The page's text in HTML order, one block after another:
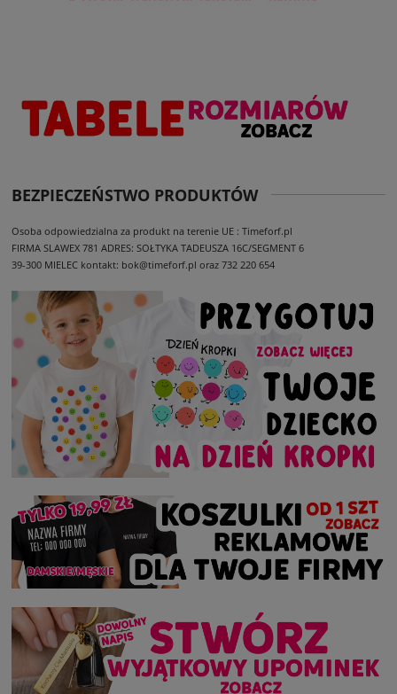
BEZPIECZEŃSTWO PRODUKTÓW
Osoba odpowiedzialna za produkt na terenie UE : Timeforf.pl
FIRMA SLAWEX 781 ADRES: SOŁTYKA TADEUSZA 16C/SEGMENT 6
39-300 MIELEC kontakt: bok@timeforf.pl oraz 732 220 654